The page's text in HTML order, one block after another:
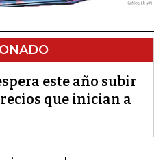
este año subir
que inician a